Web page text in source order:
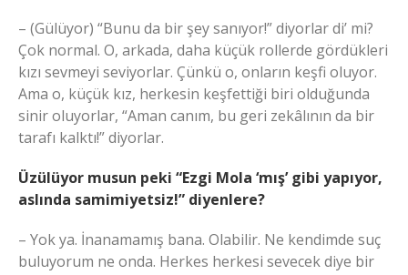
– (Gülüyor) “Bunu da bir şey sanıyor!” diyorlar di’ mi?
Çok normal. O, arkada, daha küçük rollerde gördükleri
kızı sevmeyi seviyorlar. Çünkü o, onların keşfi oluyor.
Ama o, küçük kız, herkesin keşfettiği biri olduğunda
sinir oluyorlar, “Aman canım, bu geri zekâlının da bir
tarafı kalktı!” diyorlar.
Üzülüyor musun peki “Ezgi Mola ‘mış’ gibi yapıyor,
aslında samimiyetsiz!” diyenlere?
– Yok ya. İnanamamış bana. Olabilir. Ne kendimde suç
buluyorum ne onda. Herkes herkesi sevecek diye bir